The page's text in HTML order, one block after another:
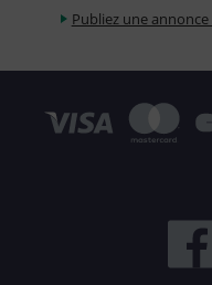
Publiez une